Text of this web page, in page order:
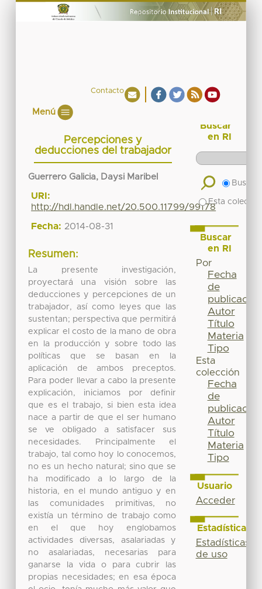
Contacto
Menú
Percepciones y
deducciones del trabajador
Guerrero Galicia, Daysi Maribel
URI:
http://hdl.handle.net/20.500.11799/99178
Fecha: 2014-08-31
Resumen:
La presente investigación,
proyectará una visión sobre las
deducciones y percepciones de un
trabajador, así como leyes que las
sustentan; perspectiva que permitirá
explicar el costo de la mano de obra
en la producción y sobre todo las
políticas que se basan en la
aplicación de ambos preceptos.
Para poder llevar a cabo la presente
explicación, iniciamos por definir
que es el trabajo, si bien esta idea
nace a partir de que el ser humano
se ve obligado a satisfacer sus
necesidades. Principalmente el
trabajo, tal como hoy lo conocemos,
no es un hecho natural; sino que se
ha modificado a lo largo de la
historia, en el mundo antiguo y en
las comunidades primitivas, no
existía un término de trabajo como
en el que hoy englobamos
actividades diversas, asalariadas y
no asalariadas, necesarias para
ganarse la vida o para cubrir las
propias necesidades; en esa época
Buscar
en RI
Buscar
Esta
Buscar
en RI
Por
Fecha
de
publicación
Autor
Título
Materia
Tipo
Esta
colección
Fecha
de
publicación
Autor
Título
Materia
Tipo
Usuario
Acceder
Estadísticas
Estadísticas
de uso